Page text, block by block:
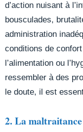
d’action nuisant à
bousculades,
administration
conditions de
l’alimentation ou
ressembler à des
le doute, il est
2. La